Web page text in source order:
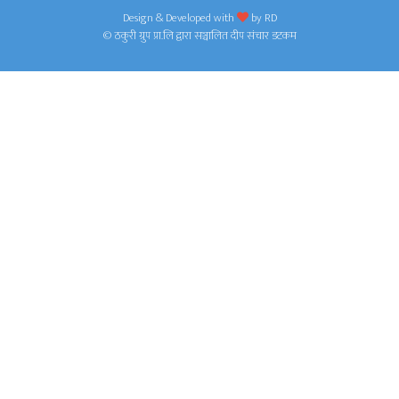
Design & Developed with byRD
© ठकुरी ग्रुप प्रा.लि द्वारा सञ्चालित दीप संचार डटकम